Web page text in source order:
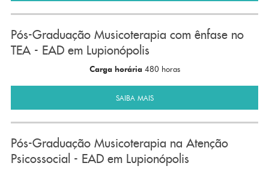
Pós-Graduação Musicoterapia com ênfase no
TEA - EAD em Lupionópolis
Carga horária 480 horas
SAIBA MAIS
Pós-Graduação Musicoterapia na Atenção
Psicossocial - EAD em Lupionópolis